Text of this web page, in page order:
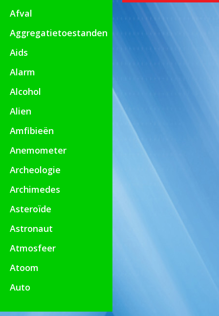
Afval
Aggregatietoestanden
Aids
Alarm
Alcohol
Alien
Amfibieën
Anemometer
Archeologie
Archimedes
Asteroïde
Astronaut
Atmosfeer
Atoom
Auto